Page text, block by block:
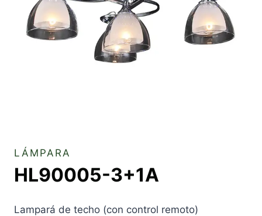
LÁMPARA
HL90005-3+1A
Lampará de techo (con control remoto)